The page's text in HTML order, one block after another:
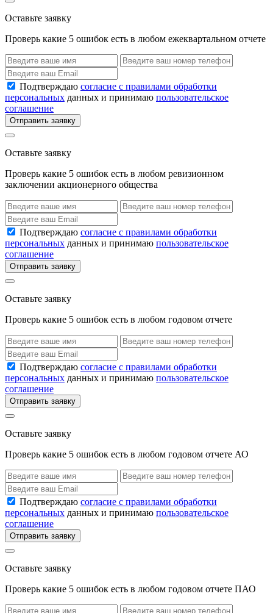
Оставьте заявку
Проверь какие 5 ошибок есть в любом ежеквартальном отчете
Подтверждаю согласие с правилами обработки
персональных данных и принимаю пользовательское
соглашение
Отправить заявку
Оставьте заявку
Проверь какие 5 ошибок есть в любом ревизионном
заключении акционерного общества
Подтверждаю согласие с правилами обработки
персональных данных и принимаю пользовательское
соглашение
Отправить заявку
Оставьте заявку
Проверь какие 5 ошибок есть в любом годовом отчете
Подтверждаю согласие с правилами обработки
персональных данных и принимаю пользовательское
соглашение
Отправить заявку
Оставьте заявку
Проверь какие 5 ошибок есть в любом годовом отчете АО
Подтверждаю согласие с правилами обработки
персональных данных и принимаю пользовательское
соглашение
Отправить заявку
Оставьте заявку
Проверь какие 5 ошибок есть в любом годовом отчете ПАО